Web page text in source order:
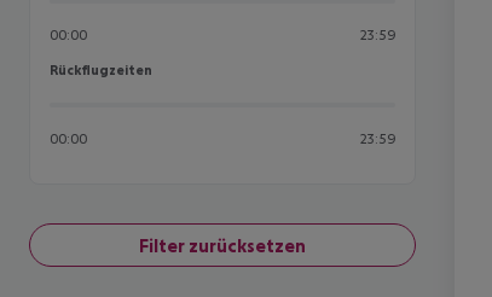
00:00 23:59
Rückflugzeiten
Rückflugzeiten
00:00 23:59
Filter zurücksetzen